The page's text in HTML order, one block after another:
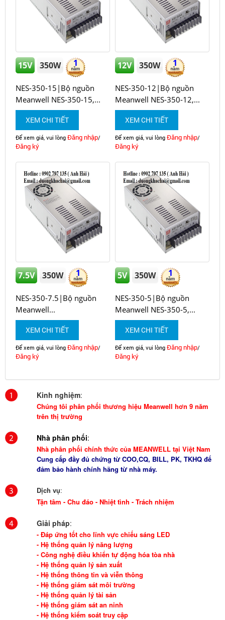
15V 350W 1
NES-350-15|Bộ nguồn
Meanwell NES-350-15,...
XEM CHI TIẾT
Để xem giá, vui lòng Đăng nhập/
Đăng ký
12V 350W 1
NES-350-12|Bộ nguồn
Meanwell NES-350-12,...
XEM CHI TIẾT
Để xem giá, vui lòng Đăng nhập/
Đăng ký
7.5V 350W 1
NES-350-7.5|Bộ nguồn
Meanwell...
XEM CHI TIẾT
Để xem giá, vui lòng Đăng nhập/
Đăng ký
5V 350W 1
NES-350-5|Bộ nguồn
Meanwell NES-350-5,...
XEM CHI TIẾT
Để xem giá, vui lòng Đăng nhập/
Đăng ký
Kinh nghiệm:
Chúng tôi phân phối thương hiệu Meanwell hơn 9 năm
trên thị trường
Nhà phân phối:
Nhà phân phối chính thức của MEANWELL tại Việt Nam
Cung cấp đầy đủ chứng từ COO,CQ, BILL, PK, TKHQ để
đảm bảo hành chính hãng từ nhà máy.
Dịch vụ:
Tận tâm - Chu đáo - Nhiệt tình - Trách nhiệm
Giải pháp:
- Đáp ứng tốt cho lĩnh vực chiếu sáng LED
- Hệ thống quản lý năng lượng
- Công nghệ điều khiển tự động hóa tòa nhà
- Hệ thống quản lý sản xuất
- Hệ thống thông tin và viễn thông
- Hệ thống giám sát môi trường
- Hệ thống quản lý tài sản
- Hệ thống giám sát an ninh
- Hệ thống kiểm soát truy cập